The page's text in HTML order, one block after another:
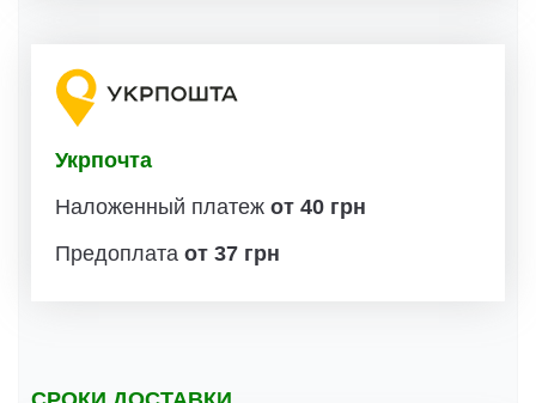
Укрпочта
Наложенный платеж от 40 грн
Предоплата от 37 грн